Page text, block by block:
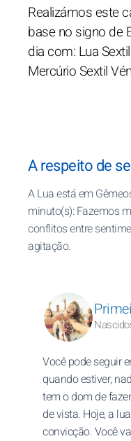
Realizámos este
base no signo de
dia com: Lua
Mercúrio Sextil
A respeito de
A Lua está em
minuto(s): Fazemos
conflitos entre
agitação.
Você pode seguir
quando estiver,
tem o dom de
de vista. Hoje, a
convicção. Você